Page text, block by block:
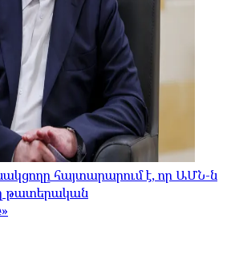
հայտարարում է, որ ԱՄՆ-ն
թատերական